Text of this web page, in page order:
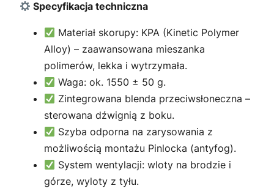
Specyfikacja techniczna
Materiał skorupy: KPA (Kinetic Polymer
Alloy) – zaawansowana mieszanka
polimerów, lekka i wytrzymała.
Waga: ok. 1550 ± 50 g.
Zintegrowana blenda przeciwsłoneczna –
sterowana dźwignią z boku.
Szyba odporna na zarysowania z
możliwością montażu Pinlocka (antyfog).
System wentylacji: wloty na brodzie i
górze, wyloty z tyłu.